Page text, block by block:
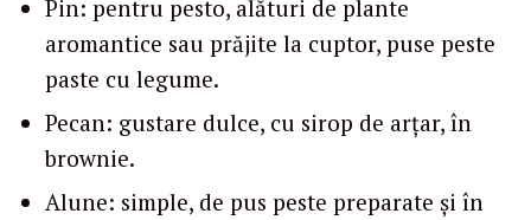
Pin: pentru pesto, alături de plante
aromantice sau prăjite la cuptor, puse peste
paste cu legume.
Pecan: gustare dulce, cu sirop de arțar, în
brownie.
Alune: simple, de pus peste preparate și în